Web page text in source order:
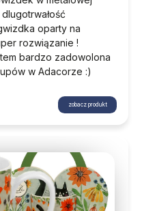
oparty na
rozwiązanie !
bardzo zadowolona
w Adacorze :)
zobacz produkt